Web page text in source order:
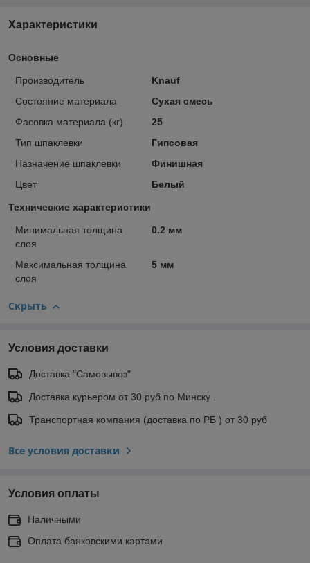
Характеристики
Основные
Производитель
Knauf
Состояние материала
Сухая смесь
Фасовка материала (кг)
25
Тип шпаклевки
Гипсовая
Назначение шпаклевки
Финишная
Цвет
Белый
Технические характеристики
Минимальная толщина
слоя
0.2 мм
Максимальная толщина
слоя
5 мм
Скрыть
Условия доставки
Доставка "Самовывоз"
Доставка курьером от 30 руб по Минску .
Транспортная компания (доставка по РБ ) от 30 руб
Все условия доставки
Условия оплаты
Наличными
Оплата банковскими картами